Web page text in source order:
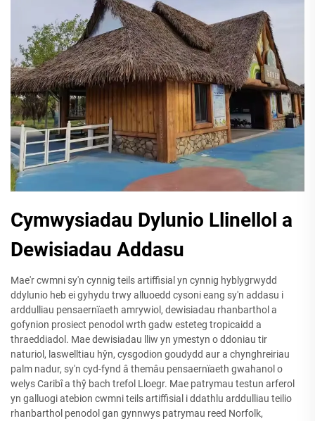
Cymwysiadau Dylunio Llinellol a
Dewisiadau Addasu
Mae'r cwmni sy'n cynnig teils artiffisial yn cynnig hyblygrwydd
ddylunio heb ei gyhydu trwy alluoedd cysoni eang sy'n addasu i
arddulliau pensaernïaeth amrywiol, dewisiadau rhanbarthol a
gofynion prosiect penodol wrth gadw esteteg tropicaidd a
thraeddiadol. Mae dewisiadau lliw yn ymestyn o ddoniau tir
naturiol, laswelltiau hŷn, cysgodion goudydd aur a chynghreiriau
palm nadur, sy'n cyd-fynd â themâu pensaernïaeth gwahanol o
welys Caribî a thŷ bach trefol Lloegr. Mae patrymau testun arferol
yn galluogi atebion cwmni teils artiffisial i ddathlu arddulliau teilio
rhanbarthol penodol gan gynnwys patrymau reed Norfolk,